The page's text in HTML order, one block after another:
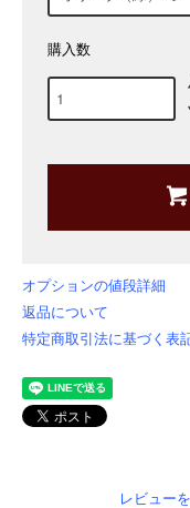
購入数
オプションの値段詳細
返品について
特定商取引法に基づく表
レビュー